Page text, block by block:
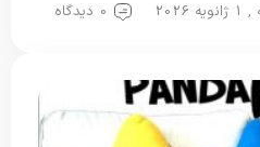
0 دیدگاه